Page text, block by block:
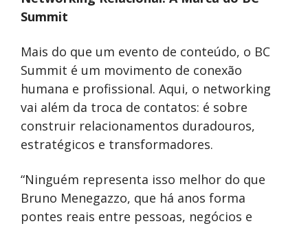
Summit
Mais do que um evento de conteúdo, o BC
Summit é um movimento de conexão
humana e profissional. Aqui, o networking
vai além da troca de contatos: é sobre
construir relacionamentos duradouros,
estratégicos e transformadores.
“Ninguém representa isso melhor do que
Bruno Menegazzo, que há anos forma
pontes reais entre pessoas, negócios e